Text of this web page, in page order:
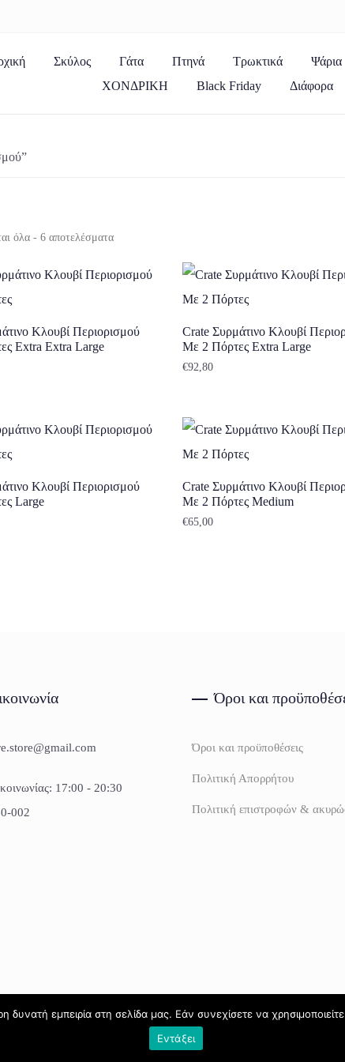
Σκύλος Γάτα Πτηνά Τρωκτικά Ψάρια
ΧΟΝΔΡΙΚΗ
Black Friday Διάφορα
όλα - 6 αποτελέσματα
Κλουβί Περιορισμού
Extra Extra Large
Crate Συρμάτινο Κλουβί
Με 2 Πόρτες Extra Large
€92,80
Κλουβί Περιορισμού
Large
Crate Συρμάτινο Κλουβί
Με 2 Πόρτες Medium
€65,00
17:00 - 20:30
002
Όροι και
Όροι και προϋποθέσεις
Πολιτική Απορρήτου
Πολιτική επιστροφών &
εμπειρία στη σελίδα μας. Εάν συνεχίσετε να
Εντάξει